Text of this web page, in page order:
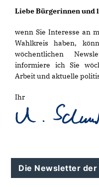
Liebe Bürgerinnen und
wenn Sie Interesse an
Wahlkreis haben,
wöchentlichen
informiere ich Sie
Arbeit und aktuelle
Ihr
Die Newsletter